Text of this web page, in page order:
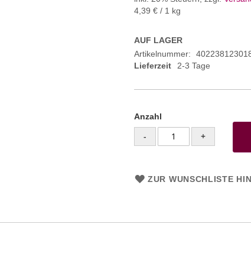
4,39 € / 1 kg
AUF LAGER
Artikelnummer
Lieferzeit
2-3 Tage
Anzahl
- +
ZUR WUNSCHLISTE